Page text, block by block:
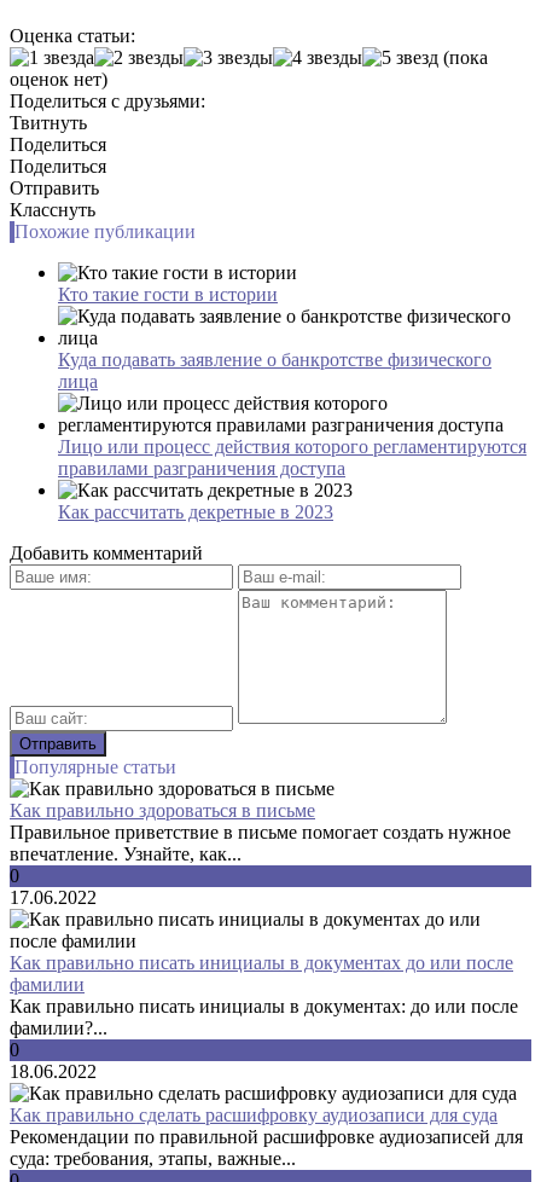
Оценка статьи:
(пока
оценок нет)
Поделиться с друзьями:
Твитнуть
Поделиться
Поделиться
Отправить
Класснуть
Похожие публикации
Кто такие гости в истории
Куда подавать заявление о банкротстве физического
лица
Лицо или процесс действия которого регламентируются
правилами разграничения доступа
Как рассчитать декретные в 2023
Добавить комментарий
Популярные статьи
Как правильно здороваться в письме
Правильное приветствие в письме помогает создать нужное
впечатление. Узнайте, как...
0
17.06.2022
Как правильно писать инициалы в документах до или после
фамилии
Как правильно писать инициалы в документах: до или после
фамилии?...
0
18.06.2022
Как правильно сделать расшифровку аудиозаписи для суда
Рекомендации по правильной расшифровке аудиозаписей для
суда: требования, этапы, важные...